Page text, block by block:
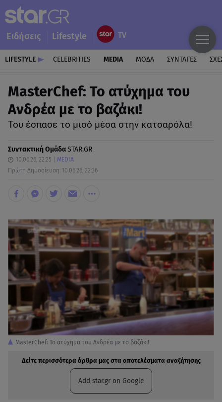
Ειδήσεις Lifestyle
LIFESTYLE CELEBRITIES MEDIA ΜΟΔΑ ΣΥΝΤΑΓΕΣ
MasterChef: Το ατύχημα του
Ανδρέα με το βαζάκι!
Του έσπασε το μισό μέσα στην κατσαρόλα!
Συντακτική ΟμάδαSTAR.GR
10.06.26, 22:25
MEDIA
Πρώτη Δημοσίευση: 10.06.26, 22:36
MasterChef: Το ατύχημα του Ανδρέα με το βαζάκι!
Δείτε περισσότερα άρθρα μας στα αποτελέσματα αναζήτησης
Add star.gr on Google